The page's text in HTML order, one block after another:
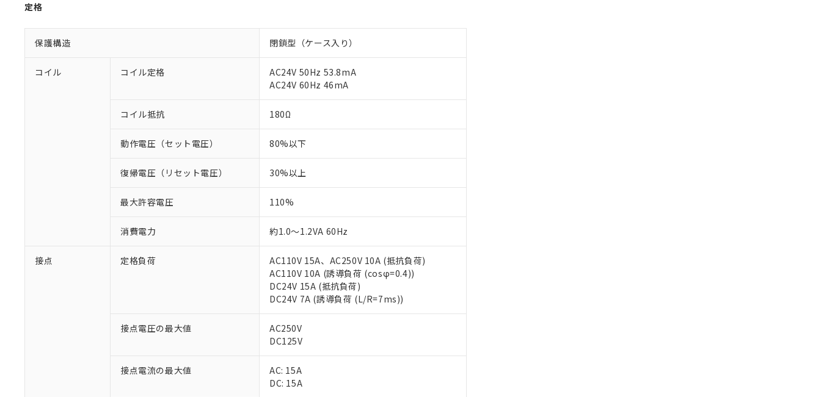
定格
保護構造 閉鎖型（ケース入り）
コイル コイル定格
AC24V 50Hz 53.8mA
AC24V 60Hz 46mA
コイル抵抗 180Ω
動作電圧（セット電圧） 80%以下
復帰電圧（リセット電圧） 30%以上
最大許容電圧 110%
消費電力 約1.0～1.2VA 60Hz
接点 定格負荷
AC110V 15A、AC250V 10A (抵抗負荷)
AC110V 10A (誘導負荷 (cosφ=0.4))
DC24V 15A (抵抗負荷)
DC24V 7A (誘導負荷 (L/R=7ms))
接点電圧の最大値
AC250V
DC125V
接点電流の最大値
AC: 15A
DC: 15A
対応済み：EU RoHS指令（10物質）の非含有に対応した製品が提供可能な商品です。
対応予定：EU RoHS指令（10物質）の非含有に対応した製品に切り替える予定のある商品です。